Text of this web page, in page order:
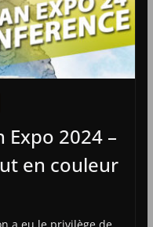
Expo 2024 –
en couleur